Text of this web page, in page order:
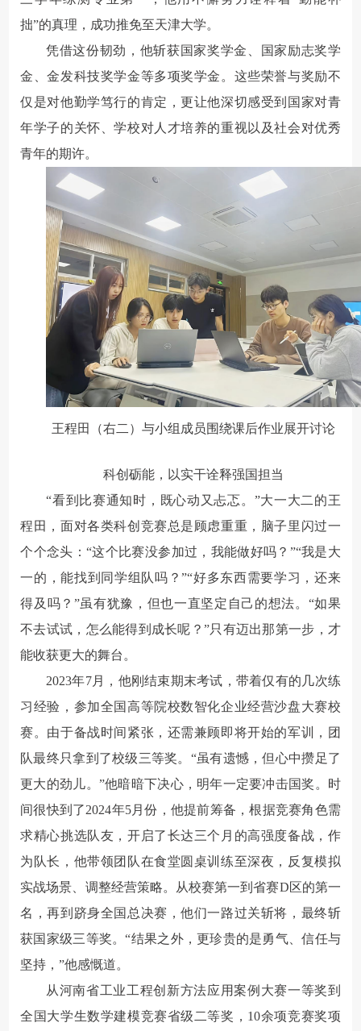
拙”的真理，成功推免至天津大学。
凭借这份韧劲，他斩获国家奖学金、国家励志奖学
金、金发科技奖学金等多项奖学金。 这些荣誉与奖励不
仅是对他勤学笃行的肯定，更让他深切感受到国家对青
年学子的关怀、学校对人才培养的重视以及社会对优秀
青年的期许。
王程田（右二）与小组成员围绕课后作业展开讨论
科创砺能，以实干诠释强国担当
“看到比赛通知时，既心动又忐忑。”大一大二的王
程田，面对各类科创竞赛总是顾虑重重，脑子里闪过一
个个念头：“这个比赛没参加过，我能做好吗？”“我是大
一的，能找到同学组队吗？”“好多东西需要学习，还来
得及吗？”虽有犹豫，但也一直坚定自己的想法。 “如果
不去试试，怎么能得到成长呢？”只有迈出那第一步，才
能收获更大的舞台。
2023年7月，他刚结束期末考试，带着仅有的几次练
习经验，参加全国高等院校数智化企业经营沙盘大赛校
赛。由于备战时间紧张，还需兼顾即将开始的军训，团
队最终只拿到了校级三等奖。 “虽有遗憾，但心中攒足了
更大的劲儿。”他暗暗下决心，明年一定要冲击国奖。时
间很快到了2024年5月份，他提前筹备，根据竞赛角色需
求精心挑选队友，开启了长达三个月的高强度备战，作
为队长，他带领团队在食堂圆桌训练至深夜，反复模拟
实战场景、调整经营策略。从校赛第一到省赛D区的第一
名，再到跻身全国总决赛，他们一路过关斩将，最终斩
获国家级三等奖。“结果之外，更珍贵的是勇气、信任与
坚持，”他感慨道。
从河南省工业工程创新方法应用案例大赛一等奖到
全国大学生数学建模竞赛省级二等奖，10余项竞赛奖项